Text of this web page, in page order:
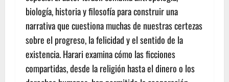
biología, historia y filosofía para construir una
narrativa que cuestiona muchas de nuestras certezas
sobre el progreso, la felicidad y el sentido de la
existencia. Harari examina cómo las ficciones
compartidas, desde la religión hasta el dinero o los